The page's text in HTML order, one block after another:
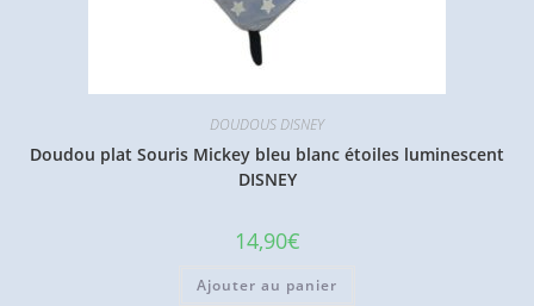
DOUDOUS DISNEY
Doudou plat Souris Mickey bleu blanc étoiles luminescent
DISNEY
14,90€
Ajouter au panier